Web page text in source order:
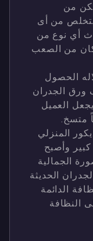
من
من أى
أي نوع من
من الصعب
الحصول
الجدران
العميل
متسخ.
المنزلي
وأصبح
الجمالية
الحديثة
الدائمة
النظافة